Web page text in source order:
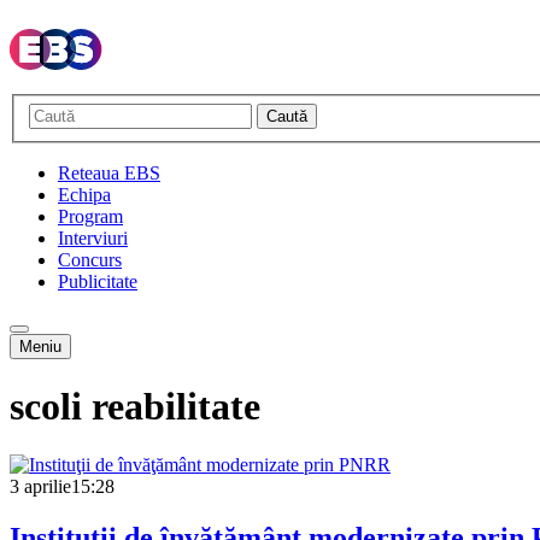
Caută
Reteaua EBS
Echipa
Program
Interviuri
Concurs
Publicitate
Meniu
scoli reabilitate
3 aprilie15:28